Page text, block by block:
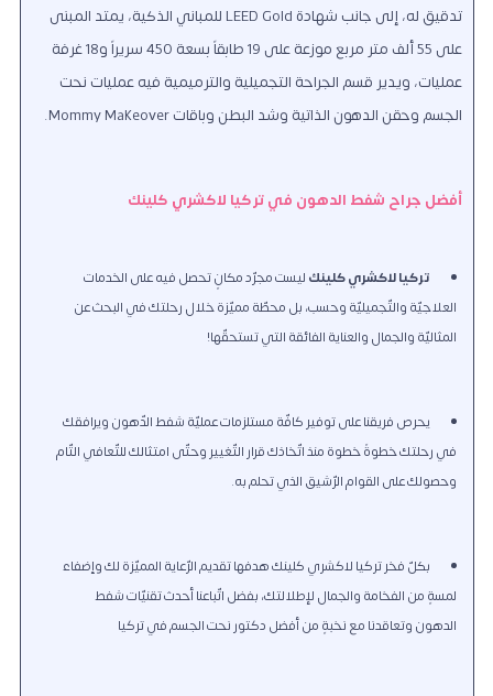
تدقيق له، إلى جانب شهادة LEED Gold للمباني الذكية، يمتد المبنى
على 55 ألف متر مربع موزعة على 19 طابقاً بسعة 450 سريراً و18 غرفة
عمليات، ويدير قسم الجراحة التجميلية والترميمية فيه عمليات نحت
الجسم وحقن الدهون الذاتية وشد البطن وباقات Mommy Makeover.
أفضل جراح شفط الدهون في تركيا لاكشري كلينك
تركيا لاكشري كلينكليست مجرّد مكانٍ تحصل فيه على الخدمات
العلاجيّة والتّجميليّة وحسب، بل محطّة مميّزة خلال رحلتك في البحث عن
المثاليّة والجمال والعناية الفائقة التي تستحقّها!
يحرص فريقنا على توفير كافّة مستلزمات عمليّة شفط الدّهون ويرافقك
في رحلتك خطوةً خطوة منذ اتّخاذك قرار التّغيير وحتّى امتثالك للتّعافي التّام
وحصولك على القوام الرّشيق الذي تحلم به.
بكلّ فخر تركيا لاكشري كلينك هدفها تقديم الرّعاية المميّزة لك وإضفاء
لمسةٍ من الفخامة والجمال لإطلالتك، بفضل اتّباعنا أحدث تقنيّات شفط
الدهون وتعاقدنا مع نخبةٍ من أفضل دكتور نحت الجسم في تركيا